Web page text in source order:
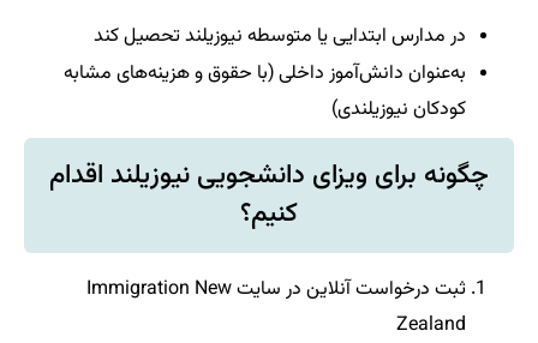
در مدارس ابتدایی یا متوسطه نیوزیلند تحصیل کند
به‌عنوان دانش‌آموز داخلی (با حقوق و هزینه‌های مشابه
کودکان نیوزیلندی)
چگونه برای ویزای دانشجویی نیوزیلند اقدام
کنیم؟
ثبت درخواست آنلاین در سایت Immigration New
Zealand